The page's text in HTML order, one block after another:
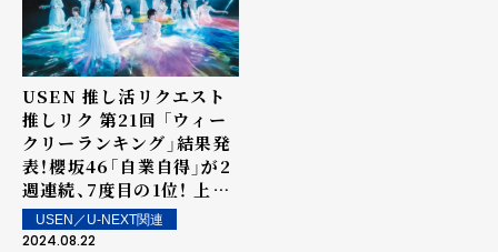
USEN 推し活リクエスト
推しリク 第21回 「ウィー
クリーランキング」結果発
表！櫻坂46「自業自得」が2
週連続、7度目の1位！ 上位
ランクイン楽曲は街中・店
内で配信！
USEN／U-NEXT関連
2024.08.22